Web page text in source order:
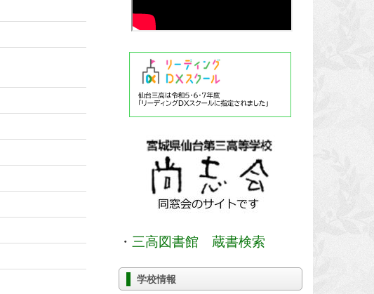
・ 三高図書館 蔵書検索
学校情報